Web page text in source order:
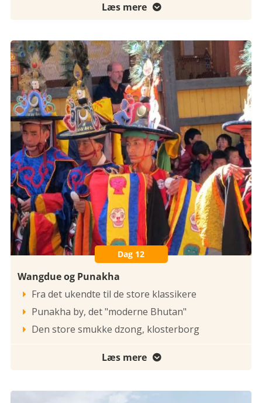
Læs mere 
Dag 12
Wangdue og Punakha
 Fra det ukendte til de store klassikere
 Punakha by, det "moderne Bhutan"
 Den store smukke dzong, klosterborg
Læs mere 